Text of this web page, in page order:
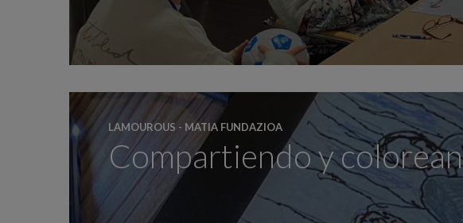
LAMOUROUS - MATIA FUNDAZIOA
Compartiendo y